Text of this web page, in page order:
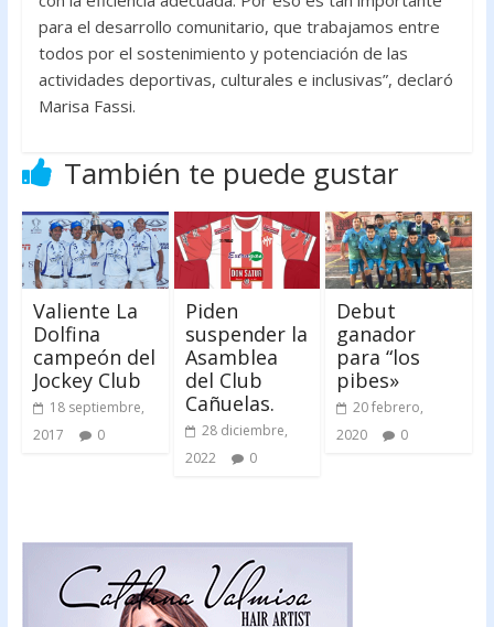
para el desarrollo comunitario, que trabajamos entre
todos por el sostenimiento y potenciación de las
actividades deportivas, culturales e inclusivas”, declaró
Marisa Fassi.
También te puede gustar
Valiente La
Dolfina
campeón del
Jockey Club
18 septiembre,
2017
0
Piden
suspender la
Asamblea
del Club
Cañuelas.
28 diciembre,
2022
0
Debut
ganador
para “los
pibes»
20 febrero,
2020
0